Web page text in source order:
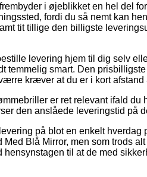
i øjeblikket en hel del
fordi du så nemt kan
tit tillige den billigste
levering hjem til dig selv
temmelig smart. Den
kræver at du er i kort afstand
er ret relevant ifald du
den anslåede leveringstid på
på blot en enkelt
Med Blå Mirror, men som trods
hensynstagen til at de med